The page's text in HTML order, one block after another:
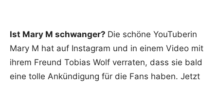
Ist Mary M schwanger? Die schöne YouTuberin
Mary M hat auf Instagram und in einem Video mit
ihrem Freund Tobias Wolf verraten, dass sie bald
eine tolle Ankündigung für die Fans haben. Jetzt